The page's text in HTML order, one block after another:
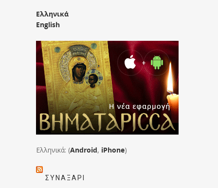
Ελληνικά
English
Ελληνικά: (Android, iPhone)
ΣΥΝΑΞΆΡΙ